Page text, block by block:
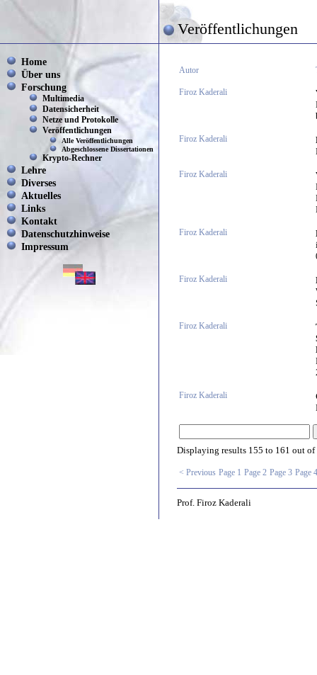
Veröffentlichungen
Home
Über uns
Forschung
Multimedia
Datensicherheit
Netze und Protokolle
Veröffentlichungen
Alle Veröffentlichungen
Abgeschlossene Dissertationen
Krypto-Rechner
Lehre
Diverses
Aktuelles
Links
Kontakt
Datenschutzhinweise
Impressum
Autor
Firoz Kaderali
Firoz Kaderali
Firoz Kaderali
Firoz Kaderali
Firoz Kaderali
Firoz Kaderali
Firoz Kaderali
Displaying results 155 to 161 out of
< Previous Page 1 Page 2 Page 3 Page 4
Prof. Firoz Kaderali